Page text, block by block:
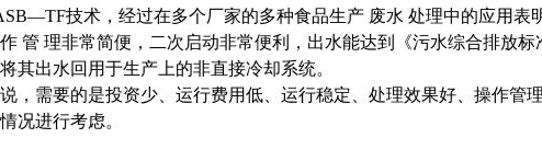
技术，经过在多个厂家的多种食品生产 废水 处理中的应用表
管 理非常简便，二次启动非常便利，出水能达到《污水综合排放标
其出水回用于生产上的非直接冷却系统。
，需要的是投资少、运行费用低、运行稳定、处理效果好、操作管
况进行考虑。